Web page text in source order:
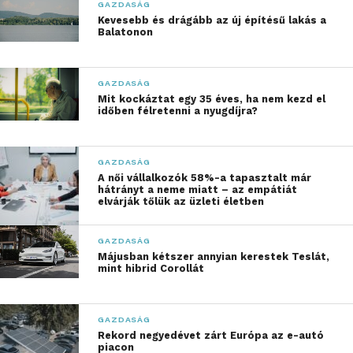
az online térben
érezhető. Az adminisztratív és technológiai állások
iránt érdeklődők számára Budapest különböző
vállalatai kínálnak izgalmas kihívásokat. Az online
olyan feladatok, amelyekhez elengedhetetlen az
angol és a technológiai ismeretek birtoklása. Ezek a
pozíciók gyakran kötetlen munkarenddel járnak, így
ideálisak lehetnek a rugalmasságot kedvelő
munkavállalók számára.
BudapestAllas.hu:
lehetőségek tárháza
A BudapestAllas.hu és társoldalai jelentik a kapcsot a
GAZDASÁG
Kevesebb és drágább az új építésű lakás a
Balatonon
GAZDASÁG
Mit kockáztat egy 35 éves, ha nem kezd el
időben félretenni a nyugdíjra?
GAZDASÁG
A női vállalkozók 58%-a tapasztalt már
hátrányt a neme miatt – az empátiát
elvárják tőlük az üzleti életben
GAZDASÁG
Májusban kétszer annyian kerestek Teslát,
mint hibrid Corollát
GAZDASÁG
Rekord negyedévet zárt Európa az e-autó
piacon